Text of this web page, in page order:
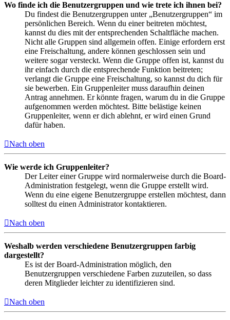
Wo finde ich die Benutzergruppen und wie trete ich ihnen bei?
Du findest die Benutzergruppen unter „Benutzergruppen“ im
persönlichen Bereich. Wenn du einer beitreten möchtest,
kannst du dies mit der entsprechenden Schaltfläche machen.
Nicht alle Gruppen sind allgemein offen. Einige erfordern erst
eine Freischaltung, andere können geschlossen sein und
weitere sogar versteckt. Wenn die Gruppe offen ist, kannst du
ihr einfach durch die entsprechende Funktion beitreten;
verlangt die Gruppe eine Freischaltung, so kannst du dich für
sie bewerben. Ein Gruppenleiter muss daraufhin deinen
Antrag annehmen. Er könnte fragen, warum du in die Gruppe
aufgenommen werden möchtest. Bitte belästige keinen
Gruppenleiter, wenn er dich ablehnt, er wird einen Grund
dafür haben.
Nach oben
Wie werde ich Gruppenleiter?
Der Leiter einer Gruppe wird normalerweise durch die Board-
Administration festgelegt, wenn die Gruppe erstellt wird.
Wenn du eine eigene Benutzergruppe erstellen möchtest, dann
solltest du einen Administrator kontaktieren.
Nach oben
Weshalb werden verschiedene Benutzergruppen farbig
dargestellt?
Es ist der Board-Administration möglich, den
Benutzergruppen verschiedene Farben zuzuteilen, so dass
deren Mitglieder leichter zu identifizieren sind.
Nach oben